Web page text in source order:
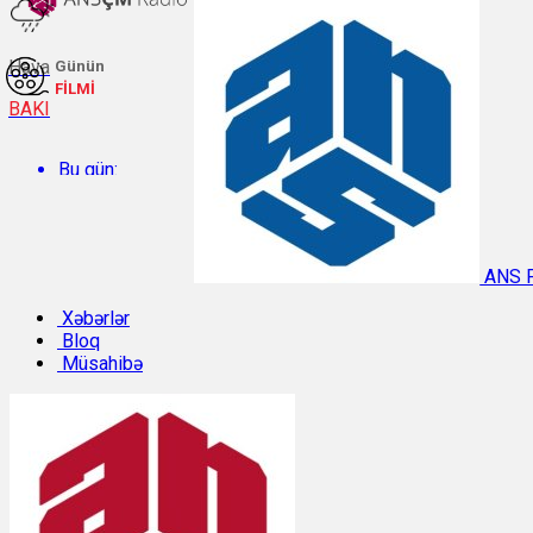
Hava
BAKI
Bu gün:
Temperatur: 28.6°C. Rütubət: 54%.
Sabah:
Günün
FİLMİ
ANS
Xəbərlər
Bloq
Müsahibə